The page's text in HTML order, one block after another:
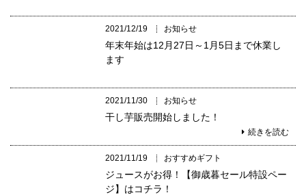
2021/12/19 お知らせ
年末年始は12月27日～1月5日まで休業し
ます
2021/11/30 お知らせ
干し芋販売開始しました！
続きを読む
2021/11/19 おすすめギフト
ジュースがお得！【御歳暮セール特設ペー
ジ】はコチラ！